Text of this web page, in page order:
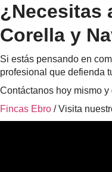
¿Necesitas
Corella y
Si estás pensando en
profesional que defienda
Contáctanos hoy mismo
Fincas Ebro / Visita